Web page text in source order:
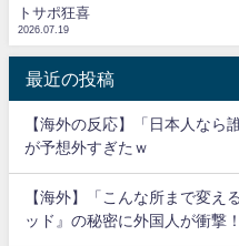
トサポ狂喜
2026.07.19
最近の投稿
【海外の反応】「日本人なら
が予想外すぎたｗ
【海外】「こんな所まで変え
ッド』の秘密に外国人が衝撃！